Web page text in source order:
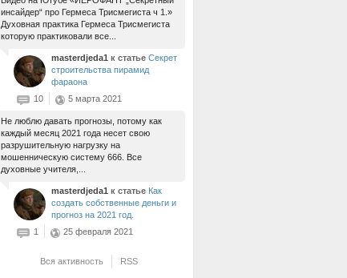
инсайдер“ про Гермеса Трисмегиста ч 1.»
Духовная практика Гермеса Трисмегиста
которую практиковали все...
masterdjeda1 к статье Секрет
строительства пирамид
фараона
10
5 марта 2021
Не люблю давать прогнозы, потому как
каждый месяц 2021 года несет свою
разрушительную нагрузку на
мошенническую систему 666. Все
духовные учителя,...
masterdjeda1 к статье Как
создать собственные деньги и
прогноз на 2021 год.
1
25 февраля 2021
Вся активность RSS